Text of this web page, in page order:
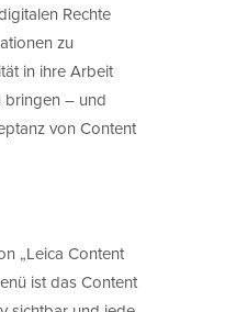
Rechte
zu
in ihre Arbeit
bringen – und
von Content
„Leica Content
ist das Content